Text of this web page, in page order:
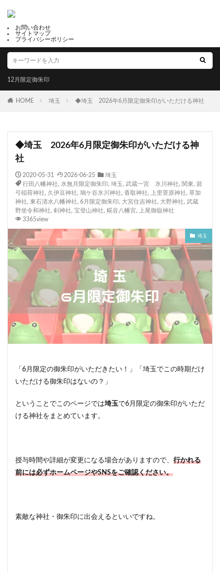
お問い合わせ
サイトマップ
プライバシーポリシー
12月限定御朱印
HOME 埼玉 ◆埼玉 2026年6月限定御朱印がいただける神社
◆埼玉 2026年6月限定御朱印がいただける神
社
2020-05-31 2026-06-25
埼玉
行田八幡神社, 水無月限定御朱印, 埼玉 , 武蔵一宮 氷川神社, 関東, 箭
弓稲荷神社, 久伊豆神社, 鳩ケ谷氷川神社, 香取神社, 上里菅原神社, 草加
神社, 東石清水八幡神社, 6月限定御朱印, 大宮住吉神社, 大野神社, 武蔵
野坐令和神社, 剣神社, 宝登山神社, 糀谷八幡宮,
上尾御嶽神社
3365view
埼玉
「6月限定の御朱印がいただきたい！」「埼玉でこの時期だけ
いただける御朱印はないの？」
ということでこのページでは埼玉で6月限定の御朱印がいただ
ける神社をまとめています。
授与時間や詳細が変更になる場合がありますので、 行かれる
前には必ずホームページやSNSをご確認ください。
素敵な神社・御朱印に出会えるといいですね。